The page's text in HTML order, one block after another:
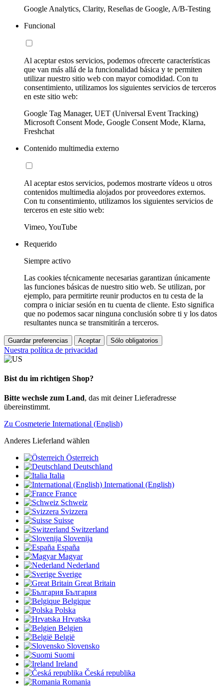
Google Analytics, Clarity, Reseñas de Google, A/B-Testing
Funcional
Al aceptar estos servicios, podemos ofrecerte características
que van más allá de la funcionalidad básica y te permiten
utilizar nuestro sitio web con mayor comodidad. Con tu
consentimiento, utilizamos los siguientes servicios de terceros
en este sitio web:
Google Tag Manager, UET (Universal Event Tracking)
Microsoft Consent Mode, Google Consent Mode, Klarna,
Freshchat
Contenido multimedia externo
Al aceptar estos servicios, podemos mostrarte vídeos u otros
contenidos multimedia alojados por proveedores externos.
Con tu consentimiento, utilizamos los siguientes servicios de
terceros en este sitio web:
Vimeo, YouTube
Requerido
Siempre activo
Las cookies técnicamente necesarias garantizan únicamente
las funciones básicas de nuestro sitio web. Se utilizan, por
ejemplo, para permitirte reunir productos en tu cesta de la
compra o iniciar sesión en tu cuenta de cliente. Esto significa
que no podemos sacar ninguna conclusión sobre ti y los datos
resultantes nunca se transmitirán a terceros.
Guardar preferencias Aceptar Sólo obligatorios
Nuestra política de privacidad
Bist du im richtigen Shop?
Bitte wechsle zum Land, das mit deiner Lieferadresse
übereinstimmt.
Zu Cosmeterie International (English)
Anderes Lieferland wählen
Österreich
Deutschland
Italia
International (English)
France
Schweiz
Svizzera
Suisse
Switzerland
Slovenija
España
Magyar
Nederland
Sverige
Great Britain
България
Belgique
Polska
Hrvatska
Belgien
België
Slovensko
Suomi
Ireland
Česká republika
Romania